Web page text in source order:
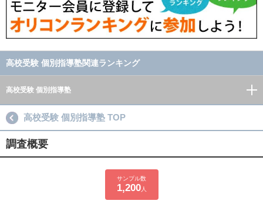
高校受験 個別指導塾関連ランキング
高校受験 個別指導塾
高校受験 個別指導塾 TOP
調査概要
サンプル数
1,200人